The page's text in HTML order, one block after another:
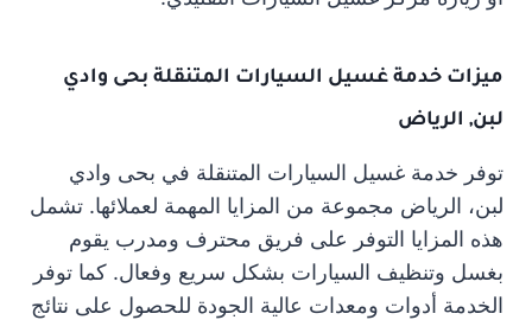
ميزات خدمة غسيل السيارات المتنقلة بحى وادي
لبن, الرياض
توفر خدمة غسيل السيارات المتنقلة في بحى وادي
لبن، الرياض مجموعة من المزايا المهمة لعملائها. تشمل
هذه المزايا التوفر على فريق محترف ومدرب يقوم
بغسل وتنظيف السيارات بشكل سريع وفعال. كما توفر
الخدمة أدوات ومعدات عالية الجودة للحصول على نتائج